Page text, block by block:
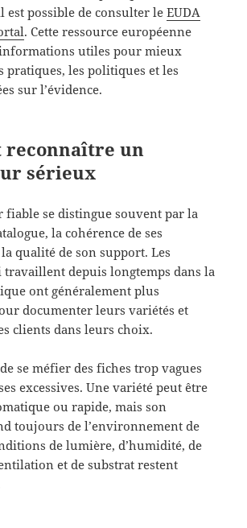
est possible de consulter leEUDA
. Cette ressource européenne
informations utiles pour mieux
pratiques, les politiques et les
sur l’évidence.
reconnaître un
sérieux
se distingue souvent par la
la cohérence de ses
qualité de son support. Les
depuis longtemps dans la
ont généralement plus
documenter leurs variétés et
clients dans leurs choix.
se méfier des fiches trop vagues
excessives. Une variété peut être
ou rapide, mais son
toujours de l’environnement de
de lumière, d’humidité, de
et de substrat restent